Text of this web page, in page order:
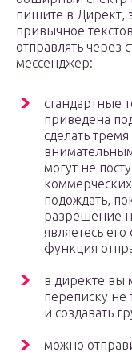
пишите в Директ,
привычное
отправлять через
мессенджер:
стандартные
приведена
сделать
могут не
подождать,
разрешение
являетесь
функция
в директе вы
переписку не
и создавать
можно